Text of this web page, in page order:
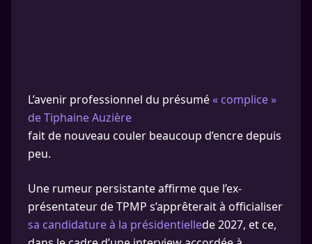
L’avenir professionnel du présumé« complice »
de Tiphaine Auzière
fait de nouveau couler beaucoup d’encre depuis
peu.
Une rumeur persistante affirme que l’ex-
présentateur de TPMP s’apprêterait à officialiser
sa candidature à la présidentiellede 2027, et ce,